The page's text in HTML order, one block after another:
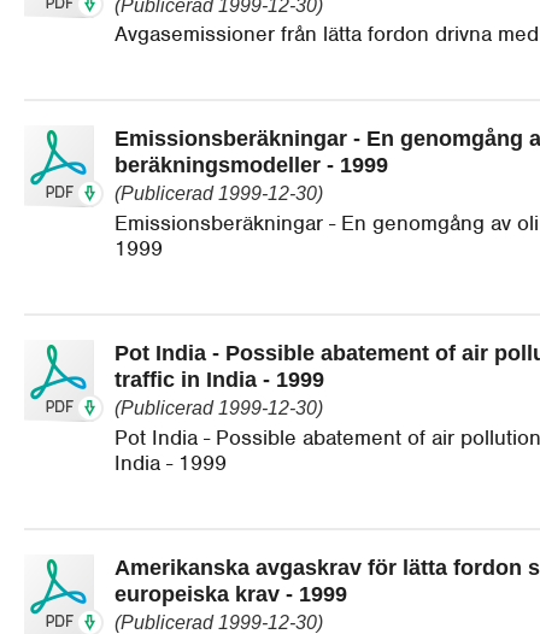
Avgasemissioner från lätta fordon drivna
Emissionsberäkningar - En genomgång
beräkningsmodeller - 1999
(Publicerad 1999-12-30)
Emissionsberäkningar - En genomgång av
1999
Pot India - Possible abatement of air
traffic in India - 1999
(Publicerad 1999-12-30)
Pot India - Possible abatement of air
India - 1999
Amerikanska avgaskrav för lätta fordon
europeiska krav - 1999
(Publicerad 1999-12-30)